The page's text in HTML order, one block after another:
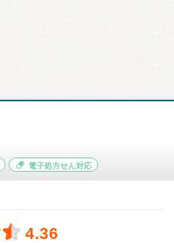
電子処方せん対応
4.36